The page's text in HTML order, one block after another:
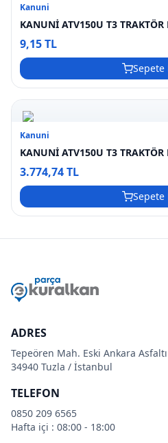
Kanuni
KANUNİ ATV150U T3
9,15 TL
Sepete
Kanuni
KANUNİ ATV150U T3 TRAKTÖR
3.774,74 TL
Sepete
ADRES
Tepeören Mah. Eski Ankara
34940 Tuzla / İstanbul
TELEFON
0850 209 6565
Hafta içi : 08:00 - 18:00